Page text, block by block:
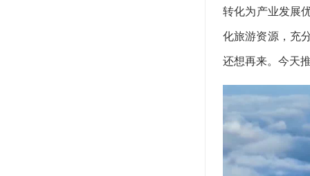
转化为产业发展
化旅游资源，充
还想再来。今天